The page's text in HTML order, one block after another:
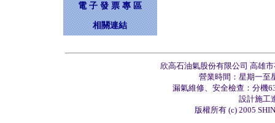
電 子 發 票 專 區
相關連結
欣高石油氣股份有限公司 高雄
營業時間：星期一至
漏氣維修、安全檢查：分
設計施工
版權所有 (c) 2005